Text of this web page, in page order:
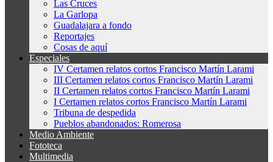
Las Cruces
La Garlopa
Guadalajara a fondo
Reportajes
Cosas de aquí
Especiales
IV Certamen relatos cortos Francisco Martín Larami
III Certamen relatos cortos Francisco Martín Larami
II Certamen relatos cortos Francisco Martín Larami
I Certamen relatos cortos Francisco Martín Larami
Tribuna de despedida
Pueblos abandonados: Romerosa
Medio Ambiente
Fototeca
Multimedia